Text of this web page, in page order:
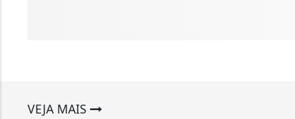
VEJA MAIS